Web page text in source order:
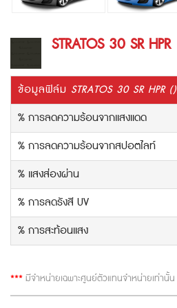
STRATOS 30 SR HPR
ข้อมูลฟิล์ม STRATOS 30 SR HPR ()
% การลดความร้อนจากแสงแดด
% การลดความร้อนจากสปอตไลท์
% แสงส่องผ่าน
% การลดรังสี UV
% การสะท้อนแสง
*** มีจำหน่ายเฉพาะศูนย์ตัวแทนจำหน่ายเท่านั้น